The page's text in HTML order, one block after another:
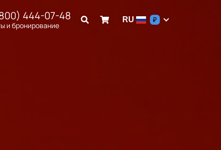
444-07-48
и бронирование
RU ₽